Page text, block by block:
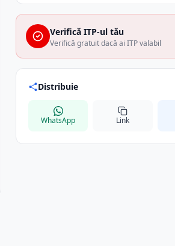
Verifică ITP-ul tău
Verifică gratuit dacă ai ITP valabil
Distribuie
WhatsApp Link